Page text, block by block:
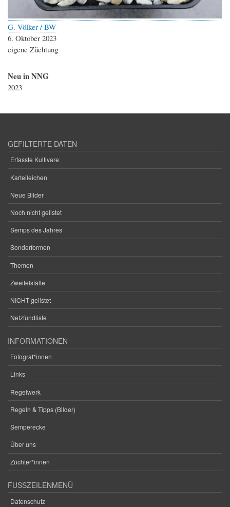
G. Völker / BW
6. Oktober 2023
eigene Züchtung
Neu in NNG
2023
GEFILTERTE DATEN
Erfasste Kultivare
Karteileichen
Neue Bilder
Noch nicht gelistet
Semps des Jahres
Sonderformen
Themen
Zweifelsfälle
NICHT gelistet
Netzfundliste
INFORMATIONEN
Fotograf*innen
Links
Regelwerk
Regeln & Tipps (Bilder)
Semperecke
Über uns
Züchter*innen
FUSSZEILENMENÜ
Datenschutz